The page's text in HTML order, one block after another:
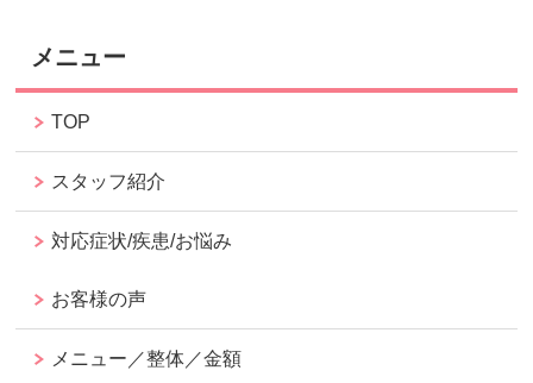
メニュー
TOP
スタッフ紹介
対応症状/疾患/お悩み
お客様の声
メニュー／整体／金額